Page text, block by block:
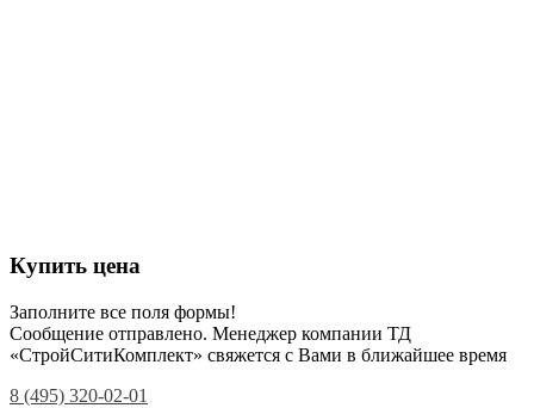
Купить цена
Заполните все поля формы!
Сообщение отправлено. Менеджер компании ТД
«СтройСитиКомплект» свяжется с Вами в ближайшее время
8 (495) 320-02-01